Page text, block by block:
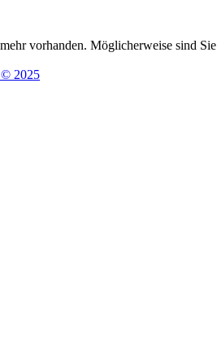
vorhanden. Möglicherweise sind
© 2025